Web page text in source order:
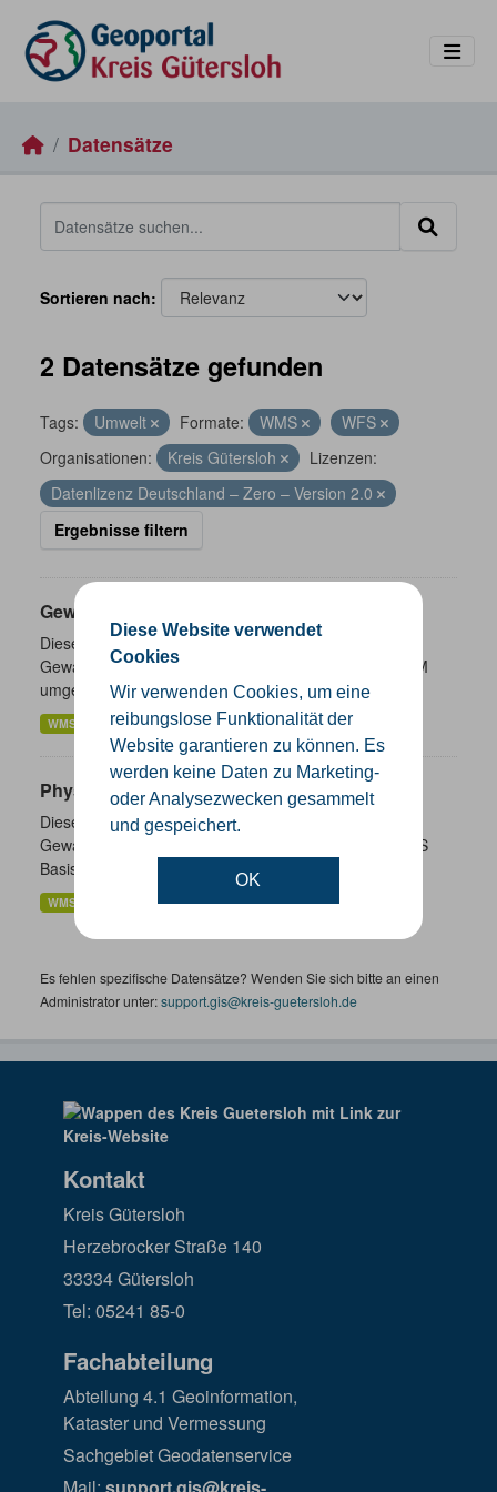
Diese Website verwendet
Cookies
Wir verwenden Cookies, um eine
reibungslose Funktionalität der
Website garantieren zu können. Es
werden keine Daten zu Marketing-
oder Analysezwecken gesammelt
und gespeichert.
OK
Datensätze
Sortieren nach
2 Datensätze gefunden
Tags: Umwelt Formate: WMS
WFS
Organisationen:
Kreis Gütersloh
Lizenzen:
Datenlizenz Deutschland – Zero – Version 2.0
Ergebnisse filtern
Gewässernetzwerk
Diese Dienste stellen für das INSPIRE-Thema
Gewässernetz (Hydro-Netzwerk) aus ATKIS Basis-DLM
umgesetzte Daten bereit.
WMS WFS
Physische Gewässer
Diese Dienste stellen für das INSPIRE-Thema
Gewässernetz (Hydro-Physische Gewässer) aus ATKIS
Basis-DLM umgesetzte Daten bereit.
WMS
Es fehlen spezifische Datensätze? Wenden Sie sich bitte an einen
Administrator unter:support.gis@kreis-guetersloh.de
Kontakt
Kreis Gütersloh
Herzebrocker Straße 140
33334 Gütersloh
Tel: 05241 85-0
Fachabteilung
Abteilung 4.1 Geoinformation,
Kataster und Vermessung
Sachgebiet Geodatenservice